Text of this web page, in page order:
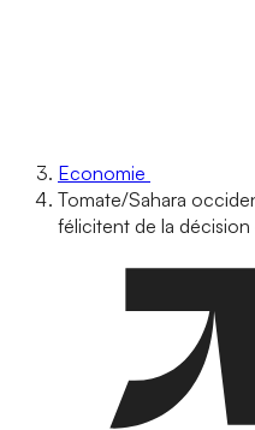
Economie
Tomate/Sahara
félicitent de la décision